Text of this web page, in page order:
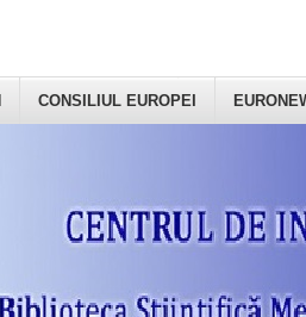
CONSILIUL EUROPEI